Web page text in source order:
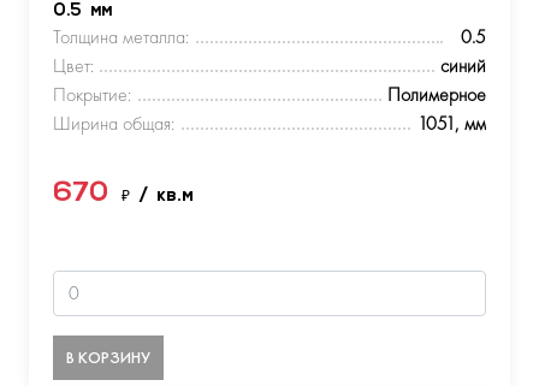
0.5 мм
Толщина металла:
0.5
Цвет:
синий
Покрытие:
Полимерное
Ширина общая:
1051, мм
670 ₽ / кв.м
В КОРЗИНУ